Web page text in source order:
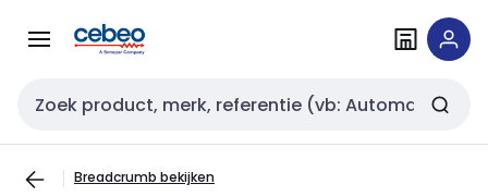
naar
naar
Zoekveld invoer
Breadcrumb bekijken